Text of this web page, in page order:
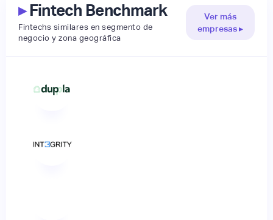
▸Fintech Benchmark
Fintechs similares en segmento de
negocio y zona geográfica
Ver más
empresas ▸